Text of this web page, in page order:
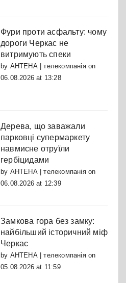
Фури проти асфальту: чому
дороги Черкас не
витримують спеки
by АНТЕНА | телекомпаніяon
06.08.2026 at 13:28
Дерева, що заважали
парковці супермаркету
навмисне отруїли
гербіцидами
by АНТЕНА | телекомпаніяon
06.08.2026 at 12:39
Замкова гора без замку:
найбільший історичний міф
Черкас
by АНТЕНА | телекомпаніяon
05.08.2026 at 11:59